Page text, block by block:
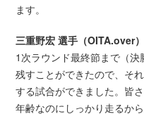
ます。
三重野宏 選手（OITA.over）
1次ラウンド最終節まで（
残すことができたので、そ
する試合ができました。皆
年齢なのにしっかり走るか